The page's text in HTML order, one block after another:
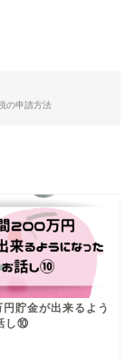
の申請方法
貯金が出来るよう
し⑩